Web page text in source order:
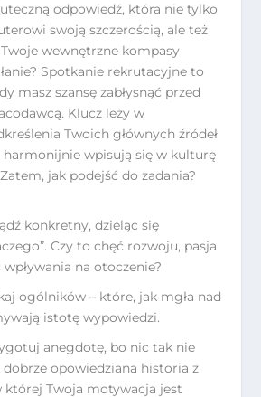
odpowiedź, która nie tylko
swoją szczerością, ale też
wewnętrzne kompasy
Spotkanie rekrutacyjne to
masz szansę zabłysnąć przed
Klucz leży w
Twoich głównych źródeł
wpisują się w kulturę
jak podejść do zadania?
konkretny, dzieląc się
Czy to chęć rozwoju, pasja
na otoczenie?
ogólników – które, jak mgła nad
istotę wypowiedzi.
anegdotę, bo nic tak nie
opowiedziana historia z
której Twoja motywacja jest